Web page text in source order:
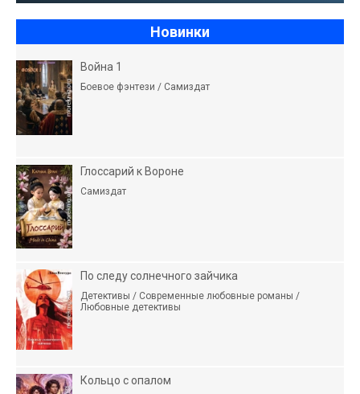
Новинки
Война 1
Боевое фэнтези / Самиздат
Глоссарий к Вороне
Самиздат
По следу солнечного зайчика
Детективы / Современные любовные романы /
Любовные детективы
Кольцо с опалом